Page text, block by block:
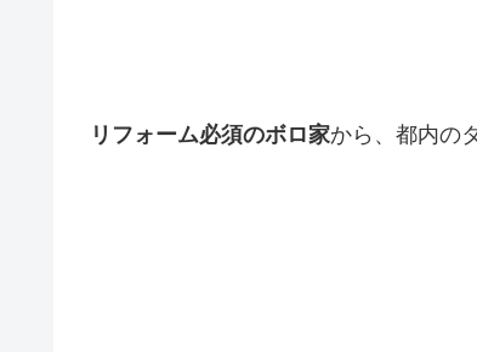
リフォーム必須のボロ家から、都内の